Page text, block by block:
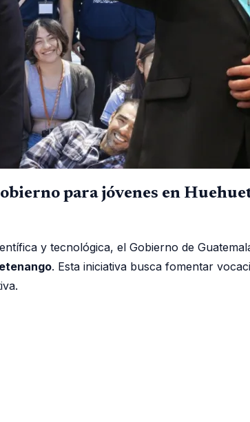
para jóvenes en
y tecnológica, el Gobierno de
. Esta iniciativa busca fomentar